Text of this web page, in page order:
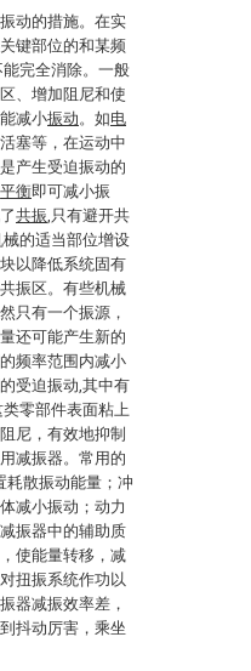
动的措施。在实
键部位的和某频
完全消除。一般
、增加阻尼和使
减小振动。如电
塞等，在运动中
产生受迫振动的
平衡即可减小振
共振,只有避开共
的适当部位增设
以降低系统固有
振区。有些机械
只有一个振源，
还可能产生新的
频率范围内减小
受迫振动,其中有
零部件表面粘上
尼，有效地抑制
减振器。常用的
耗散振动能量；冲
减小振动；动力
振器中的辅助质
使能量转移，减
扭振系统作功以
器减振效率差，
抖动厉害，乘坐